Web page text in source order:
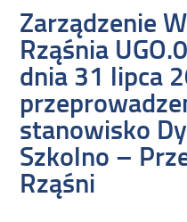
Zarządzenie
Rząśnia
dnia 31 lipca
stanowisko
Szkolno –
Rząśni